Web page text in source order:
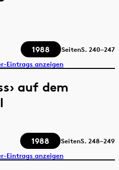
1988 SeitenS. 240–247
Eintrags anzeigen
auf dem
1988 SeitenS. 248–249
Eintrags anzeigen